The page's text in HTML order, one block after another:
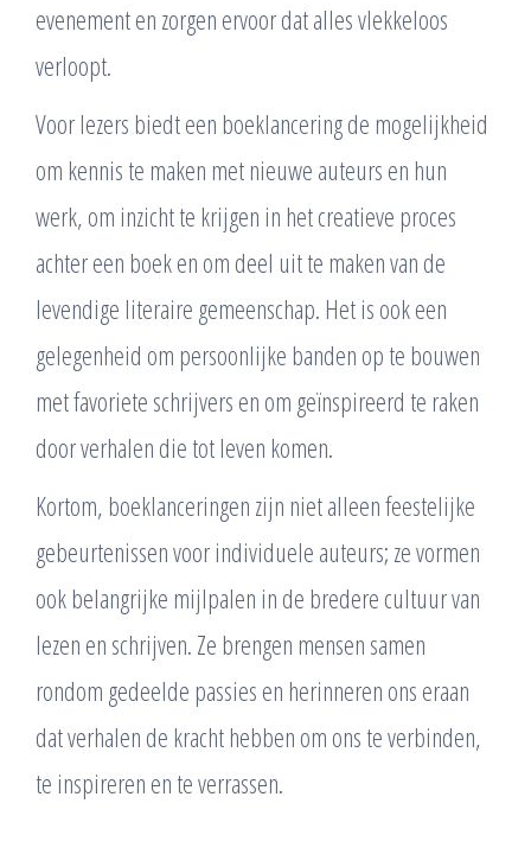
evenement en zorgen ervoor dat alles vlekkeloos
verloopt.
Voor lezers biedt een boeklancering de mogelijkheid
om kennis te maken met nieuwe auteurs en hun
werk, om inzicht te krijgen in het creatieve proces
achter een boek en om deel uit te maken van de
levendige literaire gemeenschap. Het is ook een
gelegenheid om persoonlijke banden op te bouwen
met favoriete schrijvers en om geïnspireerd te raken
door verhalen die tot leven komen.
Kortom, boeklanceringen zijn niet alleen feestelijke
gebeurtenissen voor individuele auteurs; ze vormen
ook belangrijke mijlpalen in de bredere cultuur van
lezen en schrijven. Ze brengen mensen samen
rondom gedeelde passies en herinneren ons eraan
dat verhalen de kracht hebben om ons te verbinden,
te inspireren en te verrassen.